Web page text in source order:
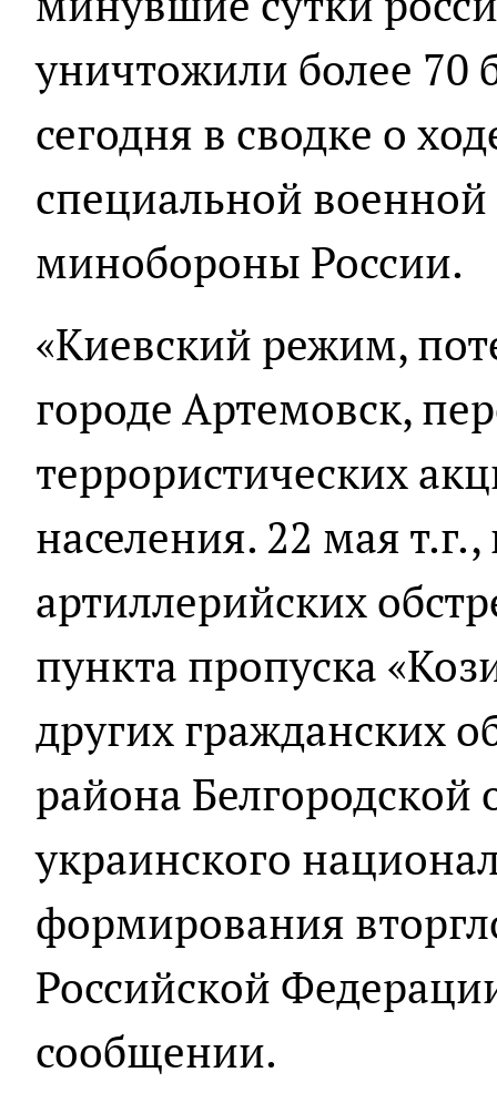
уничтожили более 70
сегодня в сводке о
специальной
минобороны России.
«Киевский режим,
городе Артемовск,
террористических
населения. 22 мая
артиллерийских
пункта пропуска
других гражданских
района Белгородской
украинского
формирования
Российской
сообщении.